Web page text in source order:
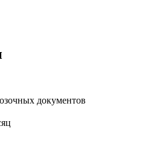
документов